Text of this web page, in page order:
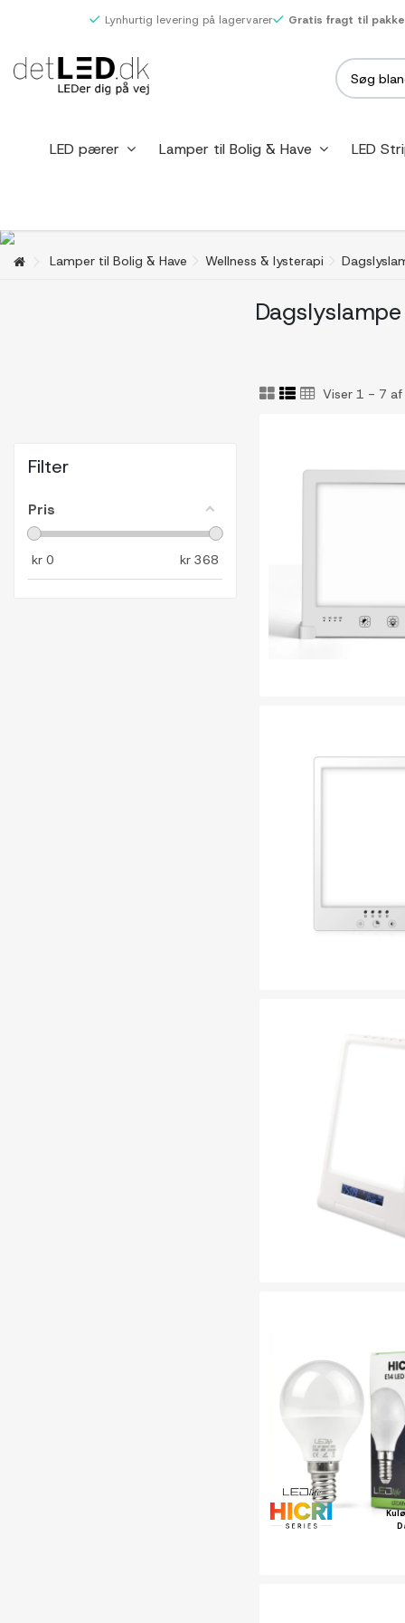
Lynhurtig levering på lagervarer Gratis fragt til
LED pærer Lamper til Bolig & Have LED
Lamper til Bolig & Have Wellness & lysterapi
Dagslyslampe
Viser 1 - 7
Filter
Pris
kr 0 kr 368